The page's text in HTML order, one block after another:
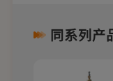
同系列产